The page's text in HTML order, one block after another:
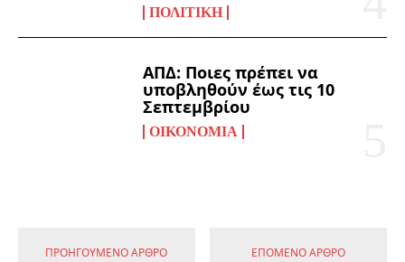
ΠΟΛΙΤΙΚΉ
ΑΠΔ: Ποιες πρέπει να
υποβληθούν έως τις 10
Σεπτεμβρίου
ΟΙΚΟΝΟΜΊΑ
ΠΡΟΗΓΟΎΜΕΝΟ ΆΡΘΡΟ ΕΠΌΜΕΝΟ ΆΡΘΡΟ